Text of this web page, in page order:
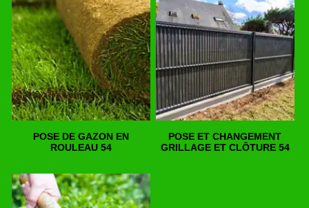
POSE DE GAZON EN
ROULEAU 54
POSE ET CHANGEMENT
GRILLAGE ET CLÔTURE 54